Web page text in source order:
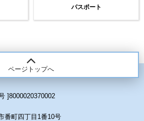
パスポート
ページトップへ
]8000020370002
番町四丁目1番10号